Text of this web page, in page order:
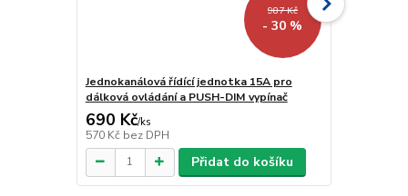
987 Kč
- 30 %
Jednokanálová řídící jednotka 15A pro
dálková ovládání a PUSH-DIM vypínač
690 Kč/ks
570 Kč bez DPH
Přidat do košíku